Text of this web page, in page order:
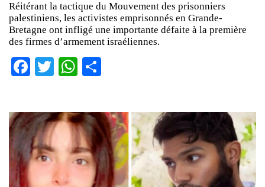
Réitérant la tactique du Mouvement des prisonniers
palestiniens, les activistes emprisonnés en Grande-
Bretagne ont infligé une importante défaite à la première
des firmes d’armement israéliennes.
Facebook
TwitterWhatsApp